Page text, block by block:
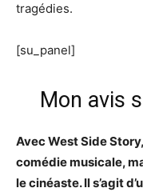
tragédies.
[su_panel]
Mon avis
Avec West Side
comédie musicale,
le cinéaste. Il s’agit